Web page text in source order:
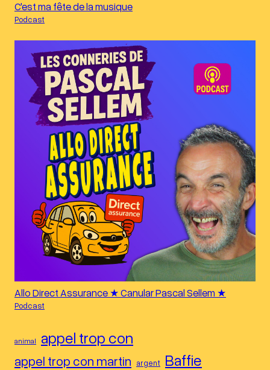
C'est ma fête de la musique
Podcast
Allo Direct Assurance ★ Canular Pascal Sellem ★
Podcast
animal appel trop con
appel trop con martin argent Baffie